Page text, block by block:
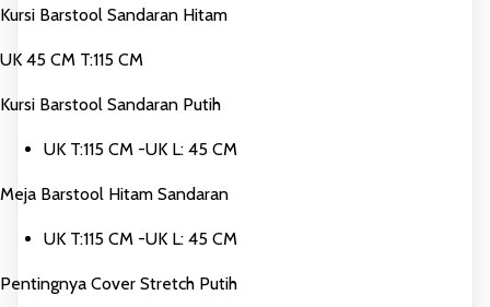
Kursi Barstool Sandaran Hitam
UK 45 CM T:115 CM
Kursi Barstool Sandaran Putih
UK T:115 CM -UK L: 45 CM
Meja Barstool Hitam Sandaran
UK T:115 CM -UK L: 45 CM
Pentingnya Cover Stretch Putih